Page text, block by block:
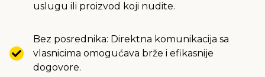
uslugu ili proizvod koji nudite.
Bez posrednika: Direktna komunikacija sa
vlasnicima omogućava brže i efikasnije
dogovore.